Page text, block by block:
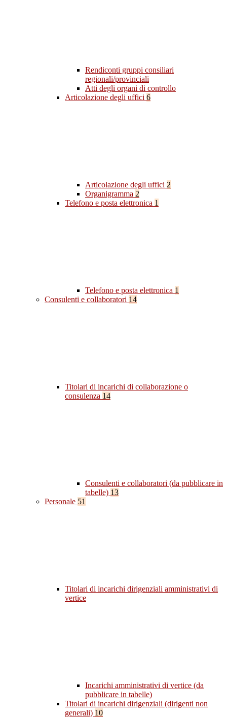
Rendiconti gruppi consiliari
regionali/provinciali
Atti degli organi di controllo
Articolazione degli uffici 6
Articolazione degli uffici 2
Organigramma 2
Telefono e posta elettronica 1
Telefono e posta elettronica 1
Consulenti e collaboratori 14
Titolari di incarichi di collaborazione o
consulenza 14
Consulenti e collaboratori (da pubblicare in
tabelle) 13
Personale 51
Titolari di incarichi dirigenziali amministrativi di
vertice
Incarichi amministrativi di vertice (da
pubblicare in tabelle)
Titolari di incarichi dirigenziali (dirigenti non
generali) 10